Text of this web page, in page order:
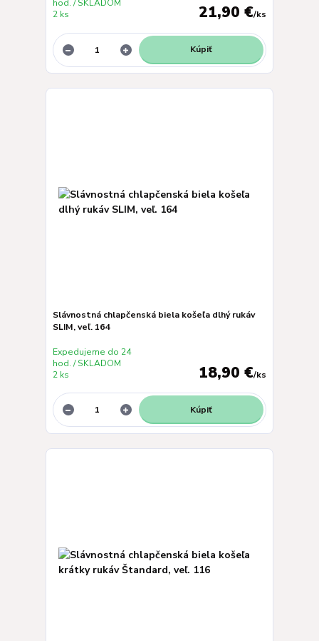
21,90 €/ks
hod. / SKLADOM
2 ks
Kúpiť
Slávnostná chlapčenská biela košeľa dlhý rukáv
SLIM, veľ. 164
18,90 €/ks
Expedujeme do 24
hod. / SKLADOM
2 ks
Kúpiť